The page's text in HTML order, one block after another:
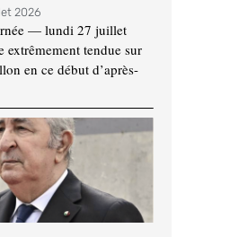
2026
— lundi 27 juillet
extrêmement tendue sur
en ce début d’après-